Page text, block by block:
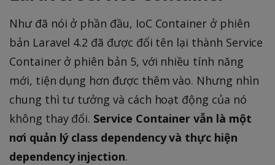
Như đã nói ở phần đầu, IoC Container ở phiên
bản Laravel 4.2 đã được đổi tên lại thành Service
Container ở phiên bản 5, với nhiều tính năng
mới, tiện dụng hơn được thêm vào. Nhưng nhìn
chung thì tư tưởng và cách hoạt động của nó
không thay đổi. Service Container vẫn là một
nơi quản lý class dependency và thực hiện
dependency injection.